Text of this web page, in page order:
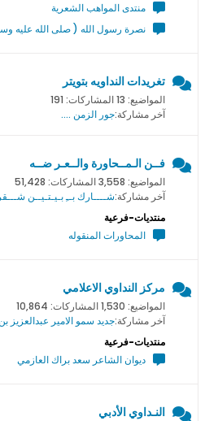
منتدى المواهب الشعرية
نصرة رسول الله ( صلى الله عليه
تغريدات النداويه بتويتر
المواضيع: 13 المشاركات: 191
آخر مشاركة:جور الزمن ....
فــن الـمــحاورة والــعـر ضــه
المواضيع: 3,558 المشاركات: 51,428
آخر مشاركة:شــــارك بــِ بـيـتـيــن شـــقر
منتديات-فرعية
المحاورات المنقوله
مركز النداوي الاعلامي
المواضيع: 1,530 المشاركات: 10,864
آخر مشاركة:جديد سمو اﻻمير عبدالعزيز
منتديات-فرعية
ديوان الشاعر سعد براك العازمي
النـداوي الأدبي